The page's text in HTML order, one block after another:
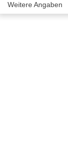
Weitere Angaben